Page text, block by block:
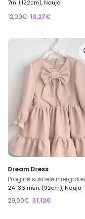
7m. (122cm), Nauja
12,00€ 13,27€
Dream Dress
Proginė suknelė mergaitei
24-36 mėn. (92cm), Nauja
29,00€ 31,12€